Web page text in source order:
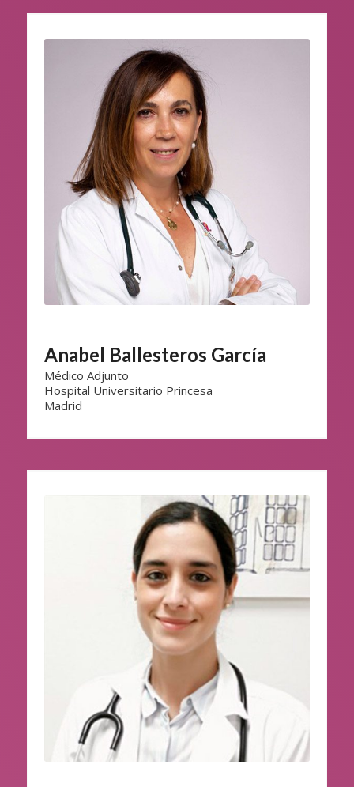
Anabel Ballesteros García
Médico Adjunto
Hospital Universitario Princesa
Madrid